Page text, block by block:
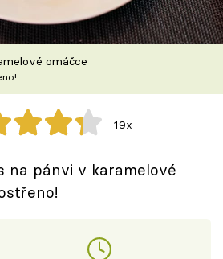
omáčce
19x
na pánvi v karamelové